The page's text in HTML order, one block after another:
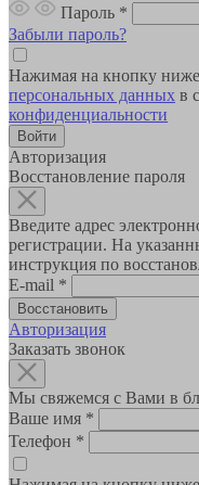
Пароль *
Забыли пароль?
Нажимая на кнопку
персональных данных в
конфиденциальности
Авторизация
Восстановление пароля
Введите адрес
регистрации. На
инструкция по
E-mail *
Авторизация
Заказать звонок
Мы свяжемся с Вами в
Ваше имя *
Телефон *